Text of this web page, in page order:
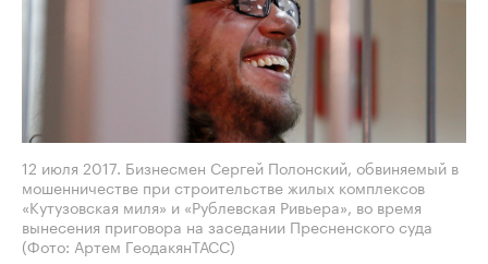
12 июля 2017. Бизнесмен Сергей Полонский, обвиняемый в
мошенничестве при строительстве жилых комплексов
«Кутузовская миля» и «Рублевская Ривьера», во время
вынесения приговора на заседании Пресненского суда
(Фото: Артем ГеодакянТАСС)